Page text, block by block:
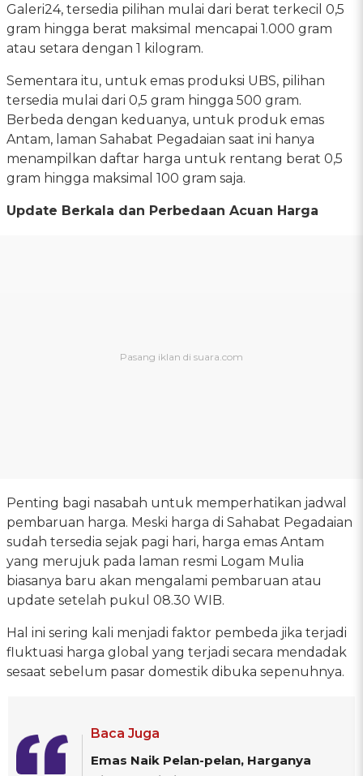
Galeri24, tersedia pilihan mulai dari berat terkecil 0,5
gram hingga berat maksimal mencapai 1.000 gram
atau setara dengan 1 kilogram.
Sementara itu, untuk emas produksi UBS, pilihan
tersedia mulai dari 0,5 gram hingga 500 gram.
Berbeda dengan keduanya, untuk produk emas
Antam, laman Sahabat Pegadaian saat ini hanya
menampilkan daftar harga untuk rentang berat 0,5
gram hingga maksimal 100 gram saja.
Update Berkala dan Perbedaan Acuan Harga
Penting bagi nasabah untuk memperhatikan jadwal
pembaruan harga. Meski harga di Sahabat Pegadaian
sudah tersedia sejak pagi hari, harga emas Antam
yang merujuk pada laman resmi Logam Mulia
biasanya baru akan mengalami pembaruan atau
update setelah pukul 08.30 WIB.
Hal ini sering kali menjadi faktor pembeda jika terjadi
fluktuasi harga global yang terjadi secara mendadak
sesaat sebelum pasar domestik dibuka sepenuhnya.
Baca Juga
Emas Naik Pelan-pelan, Harganya